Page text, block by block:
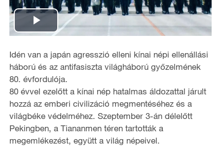
P
l
a
y
V
i
Idén van a japán agresszió elleni kínai népi ellenállási
háború és az antifasiszta világháború győzelmének
80. évfordulója.
80 évvel ezelőtt a kínai nép hatalmas áldozattal járult
hozzá az emberi civilizáció megmentéséhez és a
világbéke védelméhez. Szeptember 3-án délelőtt
Pekingben, a Tiananmen téren tartották a
megemlékezést, együtt a világ népeivel.